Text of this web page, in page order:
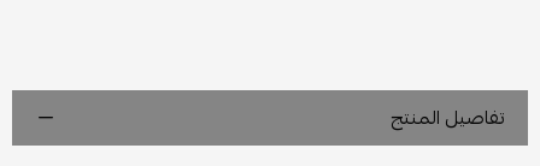
تفاصيل المنتج